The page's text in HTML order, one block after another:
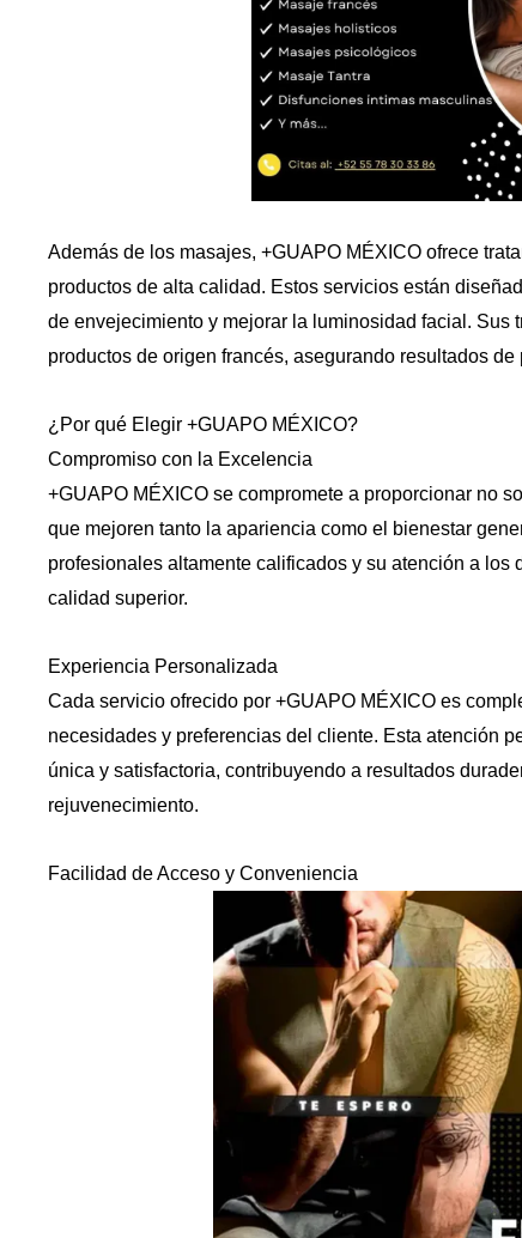
Además de los masajes, +GUAPO MÉXICO ofrece
productos de alta calidad. Estos servicios están
de envejecimiento y mejorar la luminosidad facial. Sus
productos de origen francés, asegurando resultados
¿Por qué Elegir +GUAPO MÉXICO?
Compromiso con la Excelencia
+GUAPO MÉXICO se compromete a proporcionar no
que mejoren tanto la apariencia como el bienestar
profesionales altamente calificados y su atención a
calidad superior.
Experiencia Personalizada
Cada servicio ofrecido por +GUAPO MÉXICO es
necesidades y preferencias del cliente. Esta atención
única y satisfactoria, contribuyendo a resultados
rejuvenecimiento.
Facilidad de Acceso y Conveniencia